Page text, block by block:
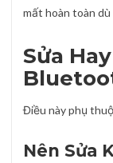
mất hoàn toàn
Sửa
Điều này phụ
Nên Sửa